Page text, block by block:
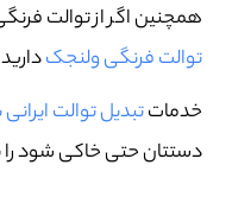
همچنین اگر از توالت
توالت فرنگی ولنجک
خدماتتبدیل توالت
دستتان حتی خاکی شود را